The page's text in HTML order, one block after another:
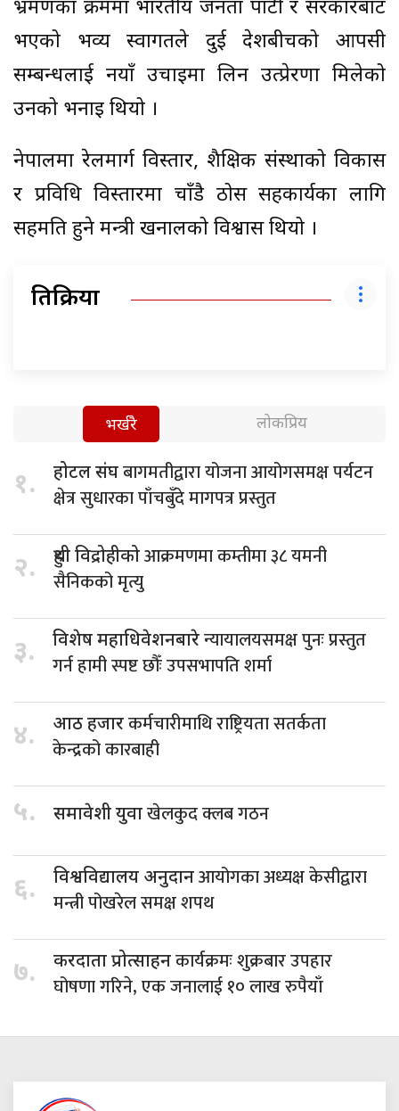
भ्रमणका क्रममा भारतीय जनता पार्टी र सरकारबाट
भएको भव्य स्वागतले दुई देशबीचको आपसी
सम्बन्धलाई नयाँ उचाइमा लिन उत्प्रेरणा मिलेको
उनको भनाइ थियो ।
नेपालमा रेलमार्ग विस्तार, शैक्षिक संस्थाको विकास
र प्रविधि विस्तारमा चाँडै ठोस सहकार्यका लागि
सहमति हुने मन्त्री खनालको विश्वास थियो ।
प्रतिक्रिया
भर्खरै लोकप्रिय
१. होटल संघबागमतीद्वारा योजना आयोगसमक्ष पर्यटन
क्षेत्र सुधारका पाँचबुँदे मागपत्र प्रस्तुत
२. हुथी विद्रोहीकोआक्रमणमा कम्तीमा ३८ यमनी
सैनिकको मृत्यु
३. विशेष महाधिवेशनबारेन्यायालयसमक्ष पुनः प्रस्तुत
गर्न हामी स्पष्ट छौँः उपसभापति शर्मा
४. आठ हजारकर्मचारीमाथि राष्ट्रियता सतर्कता
केन्द्रको कारबाही
५. समावेशी युवाखेलकुद क्लब गठन
६. विश्वविद्यालय अनुदानआयोगका अध्यक्ष केसीद्वारा
मन्त्री पोखरेल समक्ष शपथ
७. करदाता प्रोत्साहनकार्यक्रमः शुक्रबार उपहार
घोषणा गरिने, एक जनालाई १० लाख रुपैयाँ